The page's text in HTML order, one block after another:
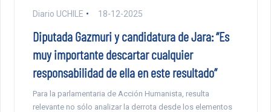
Diario UCHILE 18-12-2025
Diputada Gazmuri y candidatura de Jara: “Es
muy importante descartar cualquier
responsabilidad de ella en este resultado”
Para la parlamentaria de Acción Humanista, resulta
relevante no sólo analizar la derrota desde los elementos